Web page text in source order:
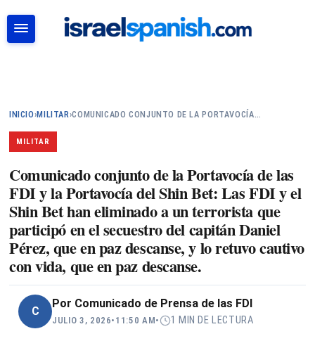
INICIO›MILITAR›COMUNICADO CONJUNTO DE LA PORTAVOCÍA…
MILITAR
Comunicado conjunto de la Portavocía de las
FDI y la Portavocía del Shin Bet: Las FDI y el
Shin Bet han eliminado a un terrorista que
participó en el secuestro del capitán Daniel
Pérez, que en paz descanse, y lo retuvo cautivo
con vida, que en paz descanse.
C
Por Comunicado de Prensa de las FDI
JULIO 3, 2026• 11:50 AM• 1 MIN DE LECTURA